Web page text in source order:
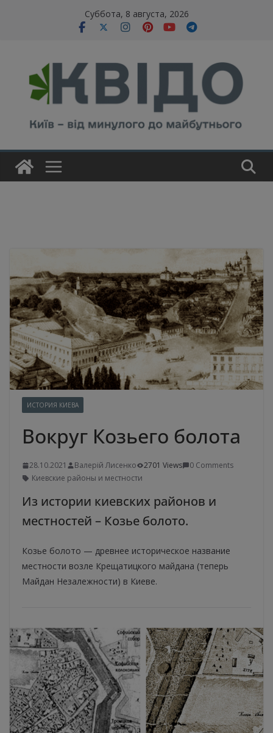
Суббота, 8 августа, 2026
ИСТОРИЯ КИЕВА
Вокруг Козьего болота
28.10.2021 Валерій Лисенко 2701 Views
0 Comments
Киевские районы и местности
Из истории киевских районов и
местностей – Козье болото.
Козье болото — древнее историческое название
местности возле Крещатицкого майдана (теперь
Майдан Незалежности) в Киеве.
modal-check